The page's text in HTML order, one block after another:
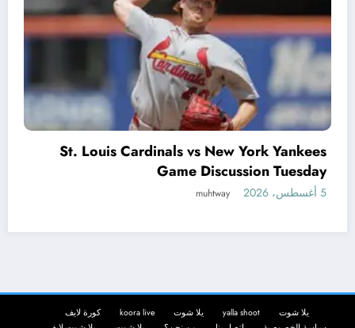
Flock Cameras Explained: How the
Plate
muhtway
يلا شوت yalla shoot يلا شوت koora live
كورة لايف
سياسة الخصوصية
اتصل بنا من نحن؟ يلا شوت يلا شوت لايف